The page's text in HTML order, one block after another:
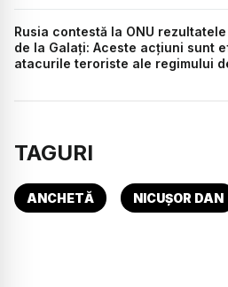
Rusia contestă la ONU
de la Galați: Aceste acțiuni sunt
atacurile teroriste ale regimului
TAGURI
ANCHETĂ NICUȘOR DAN